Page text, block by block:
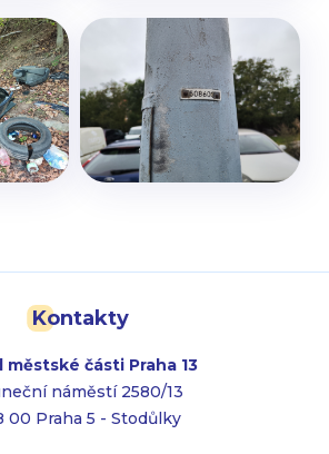
Kontakty
městské části Praha 13
náměstí 2580/13
00 Praha 5 - Stodůlky